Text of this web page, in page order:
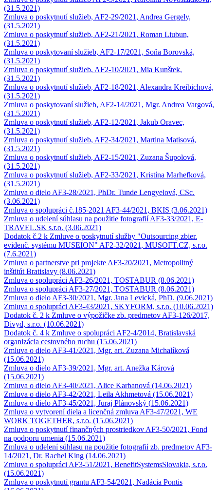
(31.5.2021)
Zmluva o poskytnutí služieb, AF2-29/2021, Andrea Gergely,
(31.5.2021)
Zmluva o poskytnutí služieb, AF2-21/2021, Roman Liubun,
(31.5.2021)
Zmluva o poskytovaní služieb, AF2-17/2021, Soňa Borovská,
(31.5.2021)
Zmluva o poskytnutí služieb, AF2-10/2021, Mia Kunštek,
(31.5.2021)
Zmluva o poskytnutí služieb, AF2-18/2021, Alexandra Kreibichová,
(31.5.2021)
Zmluva o poskytovaní služieb, AF2-14/2021, Mgr. Andrea Vargová,
(31.5.2021)
Zmluva o poskytnutí služieb, AF2-12/2021, Jakub Oravec,
(31.5.2021)
Zmluva o poskytnutí služieb, AF2-34/2021, Martina Matisová,
(31.5.2021)
Zmluva o poskytnutí služieb, AF2-15/2021, Zuzana Šupolová,
(31.5.2021)
Zmluva o poskytnutí služieb, AF2-33/2021, Kristína Marhefková,
(31.5.2021)
Zmluva o dielo AF3-28/2021, PhDr. Tunde Lengyelová, CSc.
(3.06.2021)
Zmluva o spolupráci č.185-2021 AF3-44/2021, BKIS (3.06.2021)
Zmluva o udelení súhlasu na použitie fotografií AF3-33/2021, E-
TRAVEL.SK s.r.o. (3.06.2021)
Dodatok č.2 k Zmluve o poskytnutí služby "Outsourcing zbier.
evidenč. systému MUSEION" AF2-32/2021, MUSOFT.CZ, s.r.o.
(7.6.2021)
Zmluva o partnerstve pri projekte AF3-20/2021, Metropolitný
inštitút Bratislavy (8.06.2021)
Zmluva o spolupráci AF3-26/2021, TOSTABUR (8.06.2021)
Zmluva o spolupráci AF3-27/2021, TOSTABUR (8.06.2021)
Zmluva o dielo AF3-30/2021, Mgr. Jana Levická, PhD. (9.06.2021)
Zmluva o spolupráci AF3-43/2021, SKYFORM, s.r.o. (10.06.2021)
Dodatok č. 2 k Zmluve o výpožičke zb. predmetov AF3-126/2017,
Divyd, s.r.o. (10.06.2021)
Dodatok č. 4 k Zmluve o spolupráci AF2-4/2014, Bratislavská
organizácia cestovného ruchu (15.06.2021)
Zmluva o dielo AF3-41/2021, Mgr. art. Zuzana Michalíková
(15.06.2021)
Zmluva o dielo AF3-39/2021, Mgr. art. Anežka Kárová
(15.06.2021)
Zmluva o dielo AF3-40/2021, Alice Karbanová (14.06.2021)
Zmluva o dielo AF3-42/2021, Leila Akhmetová (15.06.2021)
Zmluva o dielo AF3-45/2021, Juraj Plánovský (15.06.2021)
Zmluva o vytvorení diela a licenčná zmluva AF3-47/2021, WE
WORK TOGETHER, s.r.o. (15.06.2021)
Zmluva o poskytnutí finančných prostriedkov AF3-50/2021, Fond
na podporu umenia (15.06.2021)
Zmluva o udelení súhlasu na použitie fotografií zb. predmetov AF3-
14/2021, Dr. Rachel King (14.06.2021)
Zmluva o spolupráci AF3-51/2021, BenefitSystemsSlovakia, s.r.o.
(15.06.2021)
Zmluva o poskytnutí grantu AF3-54/2021, Nadácia Pontis